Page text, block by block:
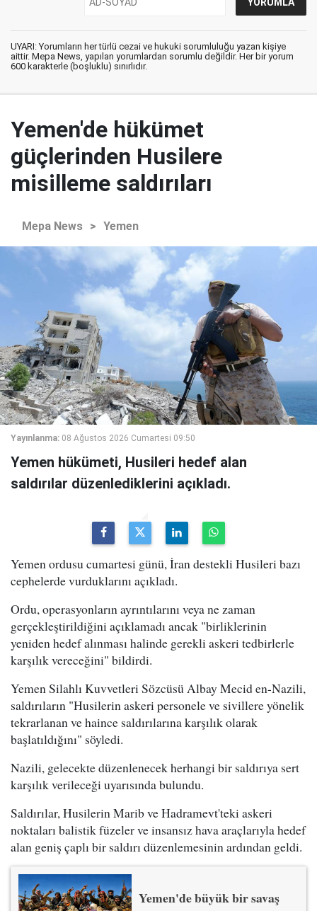
UYARI: Yorumların her türlü cezai ve hukuki sorumluluğu yazan kişiye
aittir. Mepa News, yapılan yorumlardan sorumlu değildir. Her bir yorum
600 karakterle (boşluklu) sınırlıdır.
Yemen'de hükümet
güçlerinden Husilere
misilleme saldırıları
Mepa News > Yemen
Yayınlanma: 08 Ağustos 2026 Cumartesi 09:50
Yemen hükümeti, Husileri hedef alan
saldırılar düzenlediklerini açıkladı.
Yemen ordusu cumartesi günü, İran destekli Husileri bazı
cephelerde vurduklarını açıkladı.
Ordu, operasyonların ayrıntılarını veya ne zaman
gerçekleştirildiğini açıklamadı ancak "birliklerinin
yeniden hedef alınması halinde gerekli askeri tedbirlerle
karşılık vereceğini" bildirdi.
Yemen Silahlı Kuvvetleri Sözcüsü Albay Mecid en-Nazili,
saldırıların "Husilerin askeri personele ve sivillere yönelik
tekrarlanan ve haince saldırılarına karşılık olarak
başlatıldığını" söyledi.
Nazili, gelecekte düzenlenecek herhangi bir saldırıya sert
karşılık verileceği uyarısında bulundu.
Saldırılar, Husilerin Marib ve Hadramevt'teki askeri
noktaları balistik füzeler ve insansız hava araçlarıyla hedef
alan geniş çaplı bir saldırı düzenlemesinin ardından geldi.
Yemen'de büyük bir savaş